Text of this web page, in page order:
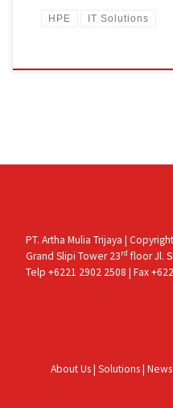
HPE IT Solutions
PT. Artha Mulia Trijaya |
Grand Slipi Tower 23rd floor Jl.
Telp +6221 2902 2508 | Fax
About Us| Solutions| News